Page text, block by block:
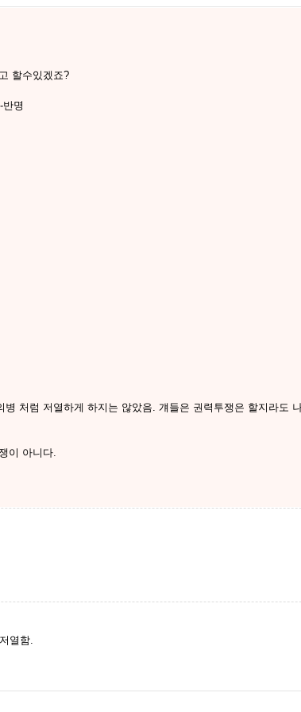
할수있겠죠?
명
처럼 저열하게 하지는 않았음. 걔들은 권력투쟁은 할지라도
이 아니다.
열함.